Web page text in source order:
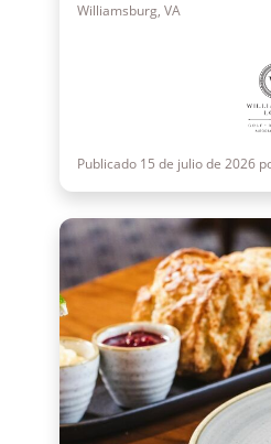
Williamsburg, VA
Publicado 15 de julio de 2026